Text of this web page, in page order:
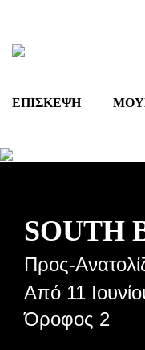
ΕΠΙΣΚΕΨΗ
SOUTH
Προς-
Από 11
Όροφος 2